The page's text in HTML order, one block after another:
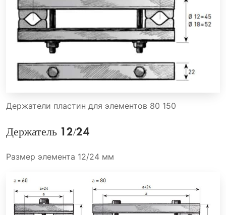
Держатели пластин для элементов 80 150
Держатель 12/24
Размер элемента 12/24 мм